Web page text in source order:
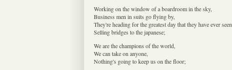
Working on the window of a boardroom in the sky,
Business men in suits go flying by,
They're heading for the greatest day that they have ever seen,
Selling bridges to the japanese;
We are the champions of the world,
We can take on anyone,
Nothing's going to keep us on the floor;